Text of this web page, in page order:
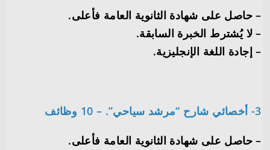
– حاصل على شهادة الثانوية العامة فأعلى.
– لا يُشترط الخبرة السابقة.
– إجادة اللغة الإنجليزية.
3- أخصائي شارح “مرشد سياحي”. – 10 وظائف
– حاصل على شهادة الثانوية العامة فأعلى.